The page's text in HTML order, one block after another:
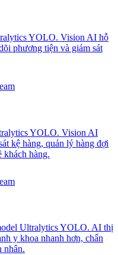
YOLO. Vision AI hỗ
phương tiện và giám sát
YOLO. Vision AI
kệ hàng, quản lý hàng đợi
khách hàng.
Ultralytics YOLO. AI thị
y khoa nhanh hơn, chẩn
nhân.